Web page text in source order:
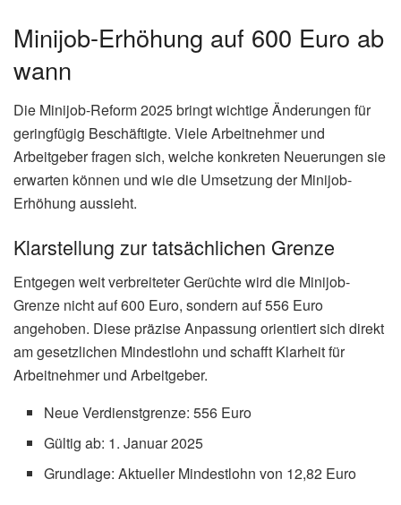
Minijob-Erhöhung auf 600 Euro ab
wann
Die Minijob-Reform 2025 bringt wichtige Änderungen für
geringfügig Beschäftigte. Viele Arbeitnehmer und
Arbeitgeber fragen sich, welche konkreten Neuerungen sie
erwarten können und wie die Umsetzung der Minijob-
Erhöhung aussieht.
Klarstellung zur tatsächlichen Grenze
Entgegen weit verbreiteter Gerüchte wird die Minijob-
Grenze nicht auf 600 Euro, sondern auf 556 Euro
angehoben. Diese präzise Anpassung orientiert sich direkt
am gesetzlichen Mindestlohn und schafft Klarheit für
Arbeitnehmer und Arbeitgeber.
Neue Verdienstgrenze: 556 Euro
Gültig ab: 1. Januar 2025
Grundlage: Aktueller Mindestlohn von 12,82 Euro